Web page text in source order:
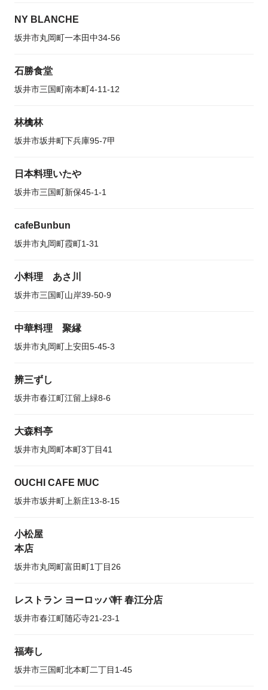
NY BLANCHE
坂井市丸岡町一本田中34-56
石勝食堂
坂井市三国町南本町4-11-12
林檎林
坂井市坂井町下兵庫95-7甲
日本料理いたや
坂井市三国町新保45-1-1
cafeBunbun
坂井市丸岡町霞町1-31
小料理 あさ川
坂井市三国町山岸39-50-9
中華料理 聚縁
坂井市丸岡町上安田5-45-3
辨三ずし
坂井市春江町江留上緑8-6
大森料亭
坂井市丸岡町本町3丁目41
OUCHI CAFE MUC
坂井市坂井町上新庄13-8-15
小松屋
本店
坂井市丸岡町富田町1丁目26
レストラン ヨーロッパ軒 春江分店
坂井市春江町随応寺21-23-1
福寿し
坂井市三国町北本町二丁目1-45